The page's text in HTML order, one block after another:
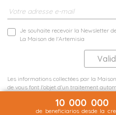
Je souhaite recevoir la Newsletter
La Maison de l'Artemisia
Les informations collectées par la
de vous font l'objet d'un traitement
10 000 000
de beneficiarios desde la